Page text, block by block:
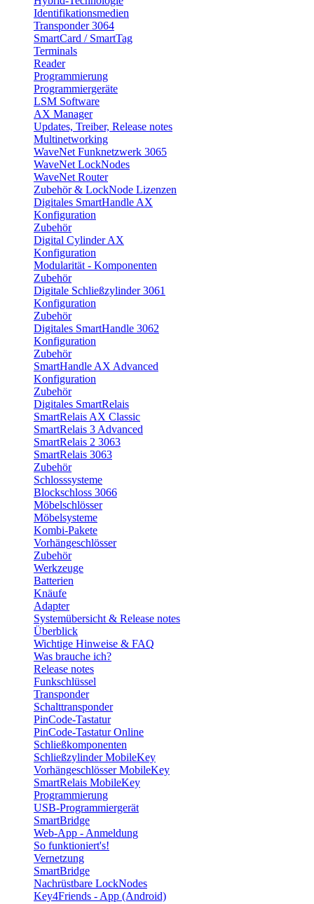
Identifikationsmedien
Transponder 3064
SmartCard / SmartTag
Terminals
Reader
Programmierung
Programmiergeräte
LSM Software
AX Manager
Updates, Treiber, Release notes
Multinetworking
WaveNet Funknetzwerk 3065
WaveNet LockNodes
WaveNet Router
Zubehör & LockNode Lizenzen
Digitales SmartHandle AX
Konfiguration
Zubehör
Digital Cylinder AX
Konfiguration
Modularität - Komponenten
Zubehör
Digitale Schließzylinder 3061
Konfiguration
Zubehör
Digitales SmartHandle 3062
Konfiguration
Zubehör
SmartHandle AX Advanced
Konfiguration
Zubehör
Digitales SmartRelais
SmartRelais AX Classic
SmartRelais 3 Advanced
SmartRelais 2 3063
SmartRelais 3063
Zubehör
Schlosssysteme
Blockschloss 3066
Möbelschlösser
Möbelsysteme
Kombi-Pakete
Vorhängeschlösser
Zubehör
Werkzeuge
Batterien
Knäufe
Adapter
Systemübersicht & Release notes
Überblick
Wichtige Hinweise & FAQ
Was brauche ich?
Release notes
Funkschlüssel
Transponder
Schalttransponder
PinCode-Tastatur
PinCode-Tastatur Online
Schließkomponenten
Schließzylinder MobileKey
Vorhängeschlösser MobileKey
SmartRelais MobileKey
Programmierung
USB-Programmiergerät
SmartBridge
Web-App - Anmeldung
So funktioniert's!
Vernetzung
SmartBridge
Nachrüstbare LockNodes
Key4Friends - App (Android)